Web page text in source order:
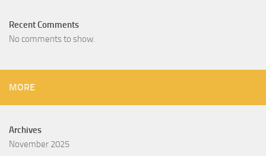
Recent Comments
No comments to show.
MORE
Archives
November 2025